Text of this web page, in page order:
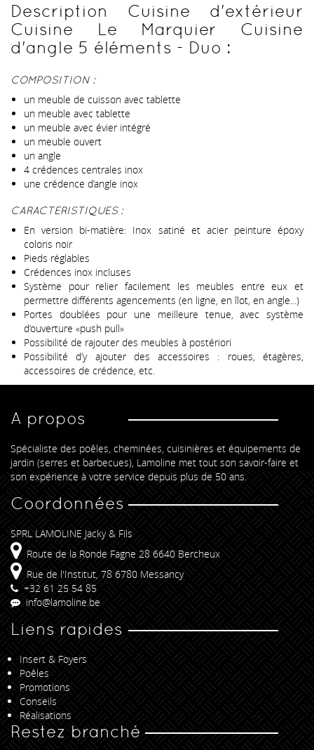
Description Cuisine d'extérieur
Cuisine Le Marquier Cuisine
d'angle 5 éléments - Duo :
COMPOSITION :
un meuble de cuisson avec tablette
un meuble avec tablette
un meuble avec évier intégré
un meuble ouvert
un angle
4 crédences centrales inox
une crédence d’angle inox
CARACTERISTIQUES :
En version bi-matière: Inox satiné et acier peinture époxy
coloris noir
Pieds réglables
Crédences inox incluses
Système pour relier facilement les meubles entre eux et
permettre différents agencements (en ligne, en îlot, en angle...)
Portes doublées pour une meilleure tenue, avec système
d’ouverture «push pull»
Possibilité de rajouter des meubles à postériori
Possibilité d’y ajouter des accessoires : roues, étagères,
accessoires de crédence, etc.
A propos
Spécialiste des poêles, cheminées, cuisinières et équipements de
jardin (serres et barbecues), Lamoline met tout son savoir-faire et
son expérience à votre service depuis plus de 50 ans.
Coordonnées
SPRL LAMOLINE Jacky & Fils
Route de la Ronde Fagne 28 6640 Bercheux
Rue de l'Institut, 78 6780 Messancy
+32 61 25 54 85
info@lamoline.be
Liens rapides
Insert & Foyers
Poêles
Promotions
Conseils
Réalisations
Restez branché